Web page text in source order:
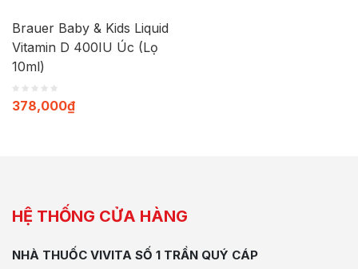
Brauer Baby & Kids Liquid
Vitamin D 400IU Úc (Lọ
10ml)
378,000₫
HỆ THỐNG CỬA HÀNG
NHÀ THUỐC VIVITA SỐ 1 TRẦN QUÝ CÁP